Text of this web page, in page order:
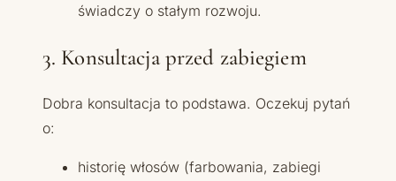
świadczy o stałym rozwoju.
3. Konsultacja przed zabiegiem
Dobra konsultacja to podstawa. Oczekuj pytań
o:
historię włosów (farbowania, zabiegi